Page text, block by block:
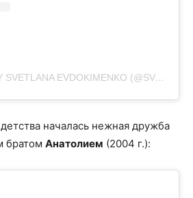
A POST SHARED BY SVETLANA EVDOKIMENKO (@SVETIKA)
началась нежная дружба
братом Анатолием (2004 г.):